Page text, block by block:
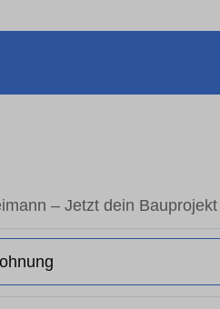
– Jetzt dein